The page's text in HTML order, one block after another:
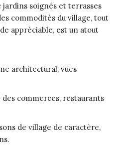
jardins soignés et terrasses
commodités du village, tout
appréciable, est un atout
architectural, vues
commerces, restaurants
de village de caractère,